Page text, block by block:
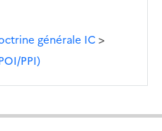
générale IC>
PPI)